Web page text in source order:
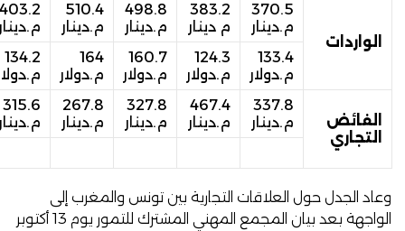
الواردات
370.5
م.دينار
383.2
م دينار
498.8
م.دينار
510.4
م.دينار
403.2
133.4
م.دولار
124.3
م.دولار
160.7
م.دولار
164
م.دولار
134.2
الفائض
التجاري
337.8
م.دينار
467.4
م.دينار
327.8
م.دينار
267.8
م.دينار
315.6
وعاد الجدل حول العلاقات التجارية بين تونس والمغرب إلى
الواجهة بعد بيان
المجمع المهني المشترك للتمور يوم 13 أكتوبر